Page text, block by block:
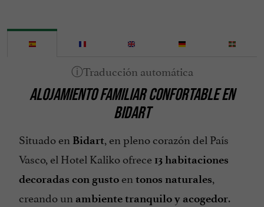
Grupos
Habitación para personas con movilidad reducida
Internet : WIFI
Jardín
Parking
Piscina
Piscina caliente
ALOJAMIENTO FAMILIAR CONFORTABLE EN
BIDART
Situado en Bidart, en pleno corazón del País
Vasco, el Hotel Kaliko ofrece 13 habitaciones
decoradas con gusto en tonos naturales,
creando un ambiente tranquilo y acogedor.